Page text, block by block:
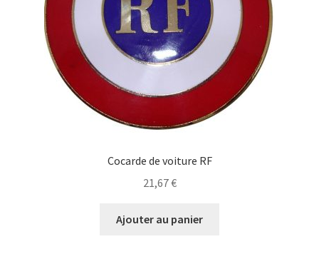
Cocarde de voiture RF
21,67€
Ajouter au panier